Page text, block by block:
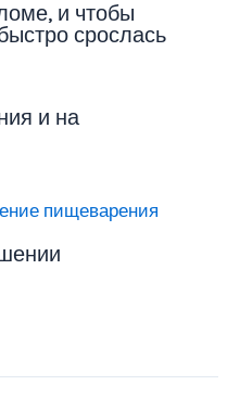
и чтобы
срослась
и на